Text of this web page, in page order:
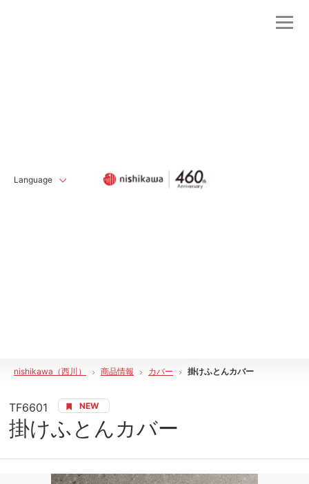
Language
nishikawa（西川） 商品情報 カバー 掛けふとんカバー
TF6601 NEW
掛けふとんカバー